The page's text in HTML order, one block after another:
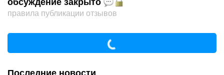
обсуждение закрыто
правила публикации отзывов
Последние новости